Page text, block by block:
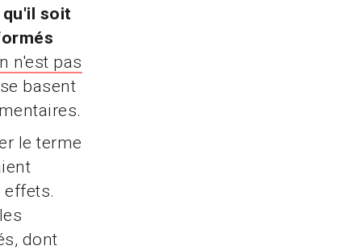
qu'il soit
n'est pas
basent
le terme
dont